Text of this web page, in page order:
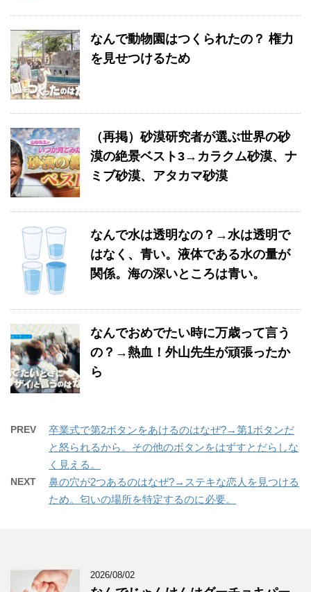
なんで動物園はつくられたの？ 権力
を見せつけるため
（再掲）砂漠研究者が選ぶ世界の砂
漠の絶景ベスト3→カラクム砂漠、ナ
ミブ砂漠、アタカマ砂漠
なんで水は透明なの？→水は透明で
はなく、青い。液体である水の量が
関係。海の深いところは青い。
なんでおめでたい時に万歳って言う
の？→熱血！外山先生が頑張ったか
ら
PREV
卒業式で第2ボタンをあけるのはなぜ?→第1ボタンだ
と怒られるから。その他のボタンをはずすとだらしな
く見える。
NEXT
鼻の穴が2つあるのはなぜ?→ステキな恋人を見つける
ため。匂いの場所を特定するのに必要。
2026/08/02